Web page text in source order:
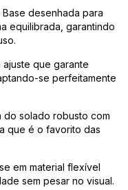
Base desenhada para
equilibrada, garantindo
ajuste que garante
se perfeitamente
do solado robusto com
que é o favorito das
em material flexível
sem pesar no visual.